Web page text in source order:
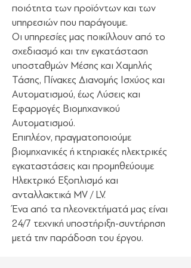
ποιότητα των προϊόντων και των
υπηρεσιών που παράγουμε.
Οι υπηρεσίες μας ποικίλλουν από το
σχεδιασμό και την εγκατάσταση
υποσταθμών Μέσης και Χαμηλής
Τάσης, Πίνακες Διανομής Ισχύος και
Αυτοματισμού, έως Λύσεις και
Εφαρμογές Βιομηχανικού
Αυτοματισμού.
Επιπλέον, πραγματοποιούμε
βιομηχανικές ή κτηριακές ηλεκτρικές
εγκαταστάσεις και προμηθεύουμε
Ηλεκτρικό Εξοπλισμό και
ανταλλακτικά MV / LV.
Ένα από τα πλεονεκτήματά μας είναι
24/7 τεχνική υποστήριξη-συντήρηση
μετά την παράδοση του έργου.